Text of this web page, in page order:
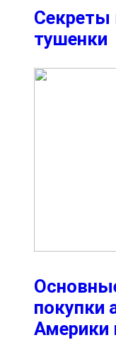
Секреты
тушенки
покупки
Америки